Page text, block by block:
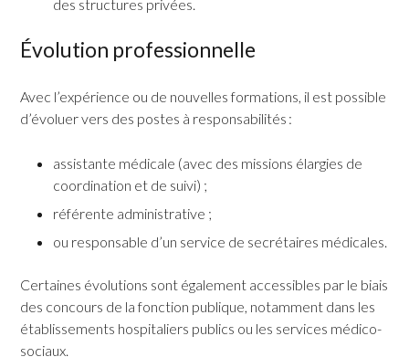
des structures privées.
Évolution professionnelle
Avec l’expérience ou de nouvelles formations, il est possible
d’évoluer vers des postes à responsabilités :
assistante médicale (avec des missions élargies de
coordination et de suivi) ;
référente administrative ;
ou responsable d’un service de secrétaires médicales.
Certaines évolutions sont également accessibles par le biais
des concours de la fonction publique, notamment dans les
établissements hospitaliers publics ou les services médico-
sociaux.